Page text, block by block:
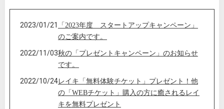
2023/01/21
「2023年度 スタートアップキャンペーン」
のご案内です。
2022/11/03秋の「プレゼントキャンペーン」のお知らせ
です。
2022/10/24レイキ「無料体験チケット」プレゼント！他
の「WEBチケット」購入の方に癒されるレイ
キを無料プレゼント